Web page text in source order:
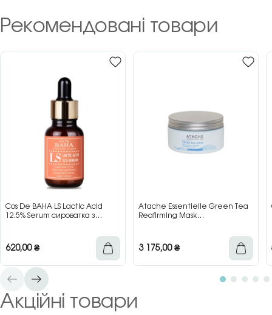
Рекомендовані товари
Cos De BAHA LS Lactic Acid
12.5% Serum сироватка з
620,00₴
Atache Essentielle Green Tea
Reafirming Mask
3 175,00₴
Акційні товари